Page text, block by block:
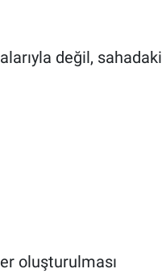
değil, sahadaki
oluşturulması